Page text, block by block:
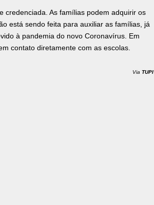
credenciada. As famílias podem adquirir os
está sendo feita para auxiliar as famílias, já
à pandemia do novo Coronavírus. Em
contato diretamente com as escolas.
Via TUPI